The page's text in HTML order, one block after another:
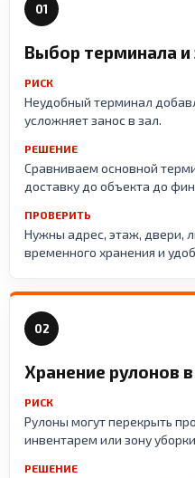
01
Выбор терминала
РИСК
Неудобный терминал
усложняет занос в зал.
РЕШЕНИЕ
Сравниваем основной
доставку до объекта до
ПРОВЕРИТЬ
Нужны адрес, этаж, двери,
временного хранения и
02
Хранение рулонов
РИСК
Рулоны могут перекрыть
инвентарем или зону
РЕШЕНИЕ